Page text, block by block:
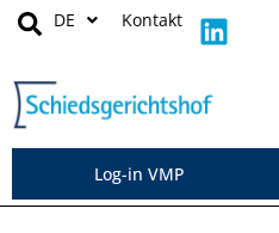
Zum
Inhalt
DE Kontakt L
i
n
k
e
i
Log-in VMP